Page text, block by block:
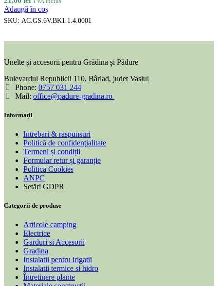
Adaugă în coș
SKU: AC.GS.6V.BK1.1.4.0001
Unelte și accesorii pentru Grădina și Pădure
Bulevardul Republicii 110, Bârlad, judet Vaslui
Phone: 0757 031 244
Mail: office@padure-gradina.ro
Informații
Intrebari & raspunsuri
Politică de confidențialitate
Termeni și condiții
Formular retur și garanție
Politica Cookies
ANPC
Setări GDPR
Categorii de produse
Articole camping
Electrice
Garduri si Accesorii
Gradina
Instalatii pentru irigatii
Instalatii termice si hidro
Întretinere plante